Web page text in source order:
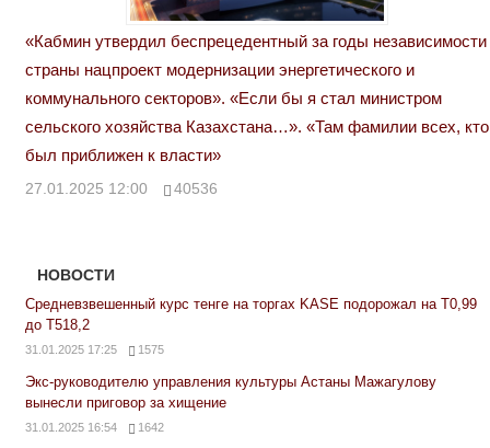
«Кабмин утвердил беспрецедентный за годы независимости
страны нацпроект модернизации энергетического и
коммунального секторов». «Если бы я стал министром
сельского хозяйства Казахстана…». «Там фамилии всех, кто
был приближен к власти»
27.01.2025 12:00 40536
НОВОСТИ
Средневзвешенный курс тенге на торгах KASE подорожал на Т0,99
до Т518,2
31.01.2025 17:25 1575
Экс-руководителю управления культуры Астаны Мажагулову
вынесли приговор за хищение
31.01.2025 16:54 1642